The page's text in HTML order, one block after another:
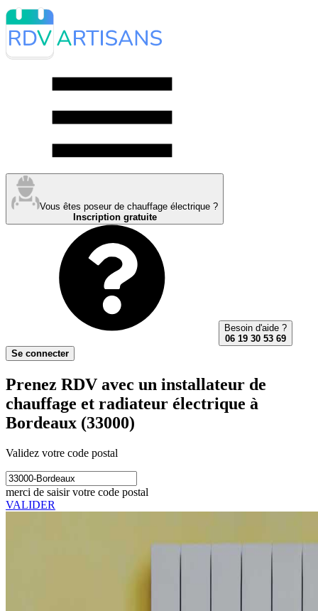
Vous êtes poseur de chauffage électrique ?
Inscription gratuite
Besoin d'aide ?
06 19 30 53 69
Se connecter
Prenez RDV avec un installateur de
chauffage et radiateur électrique à
Bordeaux (33000)
Validez votre code postal
merci de saisir votre code postal
VALIDER